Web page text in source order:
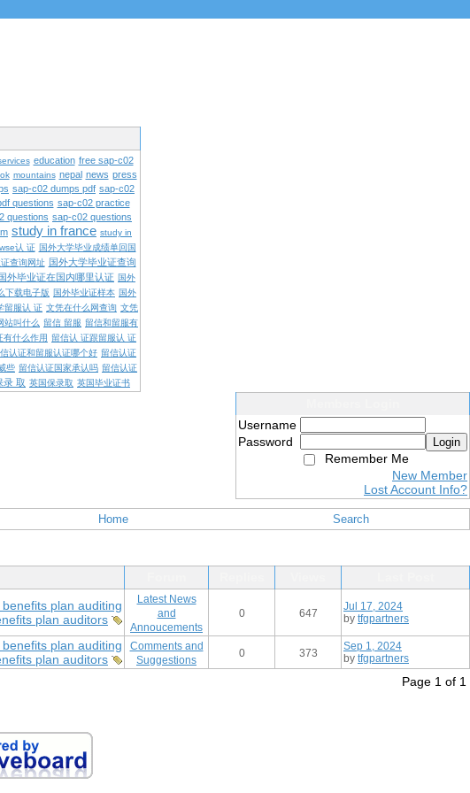
education free sap-c02
mountains nepal news press
sap-c02 dumps pdf sap-c02
questions sap-c02 practice
questions sap-c02 questions
study in france study in
wse认 证 国外大学毕业成绩单回国
查询网址 国外大学毕业证查询
国外毕业证在国内哪里认证 国外
下载电子版 国外毕业证样本 国外
留服认 证 文凭在什么网查询 文凭
站叫什么 留信 留服 留信和留服有
有什么作用 留信认 证跟留服认 证
认证和留服认证哪个好 留信认证
些 留信认证国家承认吗 留信认证
录 取 英国保录取 英国毕业证书
Username
Password
Login
Remember Me
New Member
Lost Account Info?
Home Search
benefits plan auditing
plan auditors
Latest News
and
Annoucements
0 647
Jul 17, 2024
by tfgpartners
benefits plan auditing
plan auditors
Comments and
Suggestions
0 373
Sep 1, 2024
by tfgpartners
Page 1 of 1